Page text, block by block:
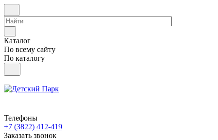
Каталог
По всему сайту
По каталогу
Телефоны
+7 (3822) 412-419
Заказать звонок